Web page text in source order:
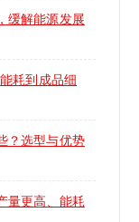
缓解能源发展
耗到成品细
？选型与优势
量更高、能耗